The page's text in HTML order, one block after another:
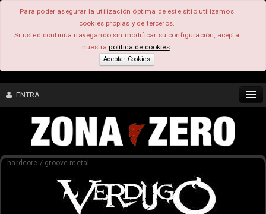
Para poder asegurar la utilización óptima de este sitio utilizamos
cookies propias y de terceros.
Si usted continúa navegando sin modificar su configuración, acepta
nuestrapolítica de cookies.
Aceptar Cookies
ENTRA
CONTENIDO
FEEEDBACK
hardcore / groove metal